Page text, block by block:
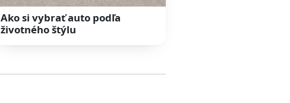
Ako si vybrať auto podľa
životného štýlu